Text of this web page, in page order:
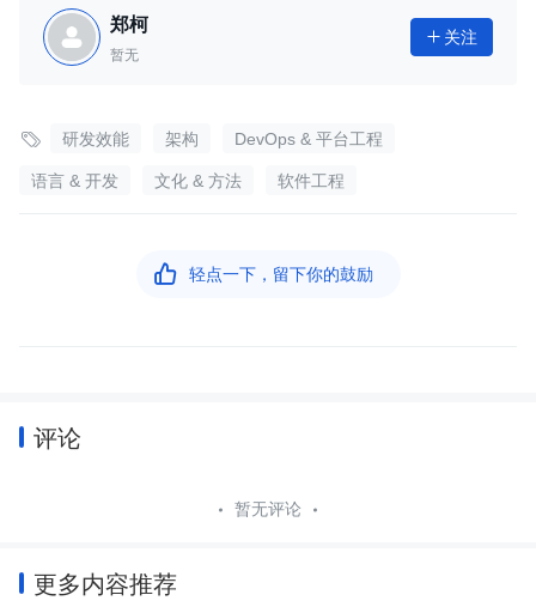
郑柯
暂无
 关注
 研发效能 架构 DevOps & 平台工程
语言 & 开发 文化 & 方法 软件工程
 轻点一下，留下你的鼓励
评论
暂无评论
更多内容推荐